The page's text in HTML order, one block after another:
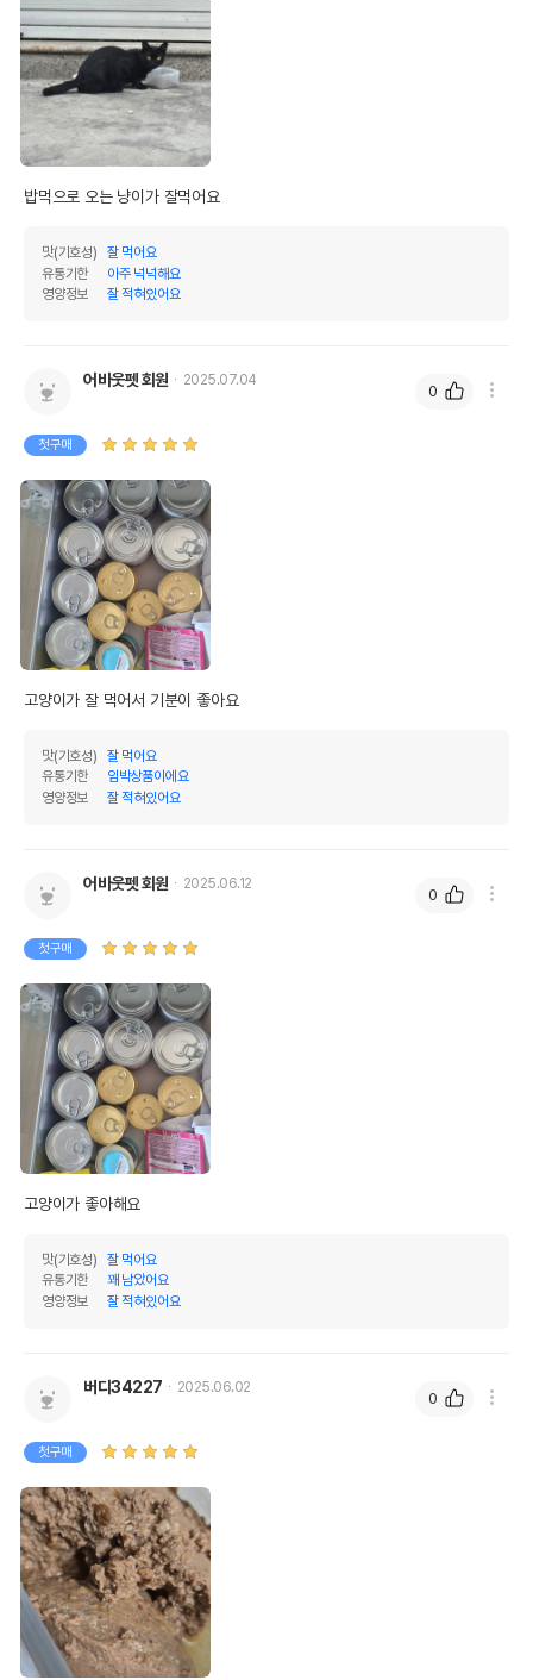
밥먹으로 오는 냥이가 잘먹어요
맛(기호성)
잘 먹어요
유통기한
아주 넉넉해요
영양정보
잘 적혀있어요
어바웃펫 회원 2025.07.04
첫구매
고양이가 잘 먹어서 기분이 좋아요
맛(기호성)
잘 먹어요
유통기한
임박상품이에요
영양정보
잘 적혀있어요
0
어바웃펫 회원 2025.06.12
첫구매
고양이가 좋아해요
맛(기호성)
잘 먹어요
유통기한
꽤 남았어요
영양정보
잘 적혀있어요
0
버디34227 2025.06.02
첫구매
0